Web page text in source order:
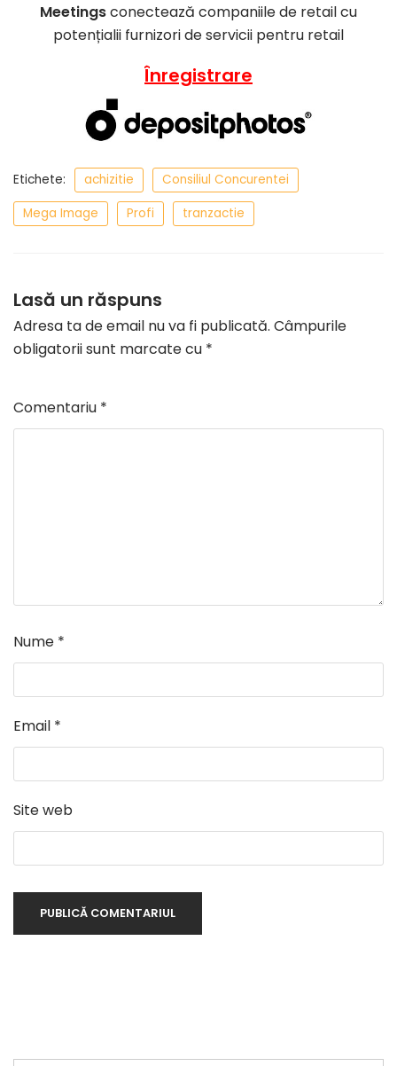
Meetingsconectează companiile de retail cu
potențialii furnizori de servicii pentru retail
Înregistrare
Etichete: achizitie
Consiliul Concurentei
Mega Image
Profi tranzactie
Lasă un răspuns
Adresa ta de email nu va fi publicată. Câmpurile
obligatorii sunt marcate cu *
Comentariu *
Nume *
Email *
Site web